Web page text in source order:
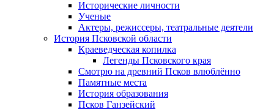
Исторические личности
Ученые
Актеры, режиссеры, театральные деятели
История Псковской области
Краеведческая копилка
Легенды Псковского края
Смотрю на древний Псков влюблённо
Памятные места
История образования
Псков Ганзейский